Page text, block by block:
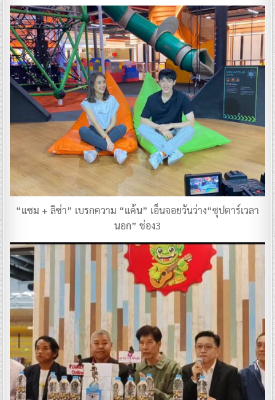
“แซม + ลิซ่า” เบรกความ “แค้น” เอ็นจอยวันว่าง“ซุปตาร์เวลา
นอก” ช่อง3